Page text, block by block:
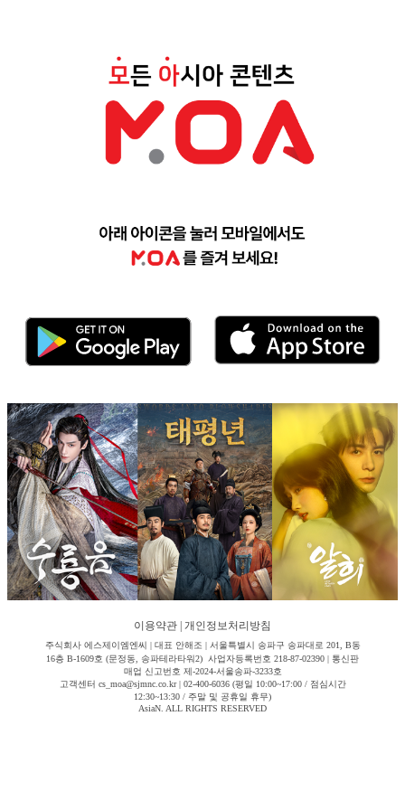
이용약관 개인정보처리방침
주식회사 에스제이엠엔씨 | 대표 안해조 | 서울특별시 송파구 송파대로 201, B동
16층 B-1609호 (문정동, 송파테라타워2) 사업자등록번호 218-87-02390 | 통신판
매업 신고번호 제-2024-서울송파-3233호
고객센터 cs_moa@sjmnc.co.kr | 02-400-6036 (평일 10:00~17:00 / 점심시간
12:30~13:30 / 주말 및 공휴일 휴무)
AsiaN. ALL RIGHTS RESERVED